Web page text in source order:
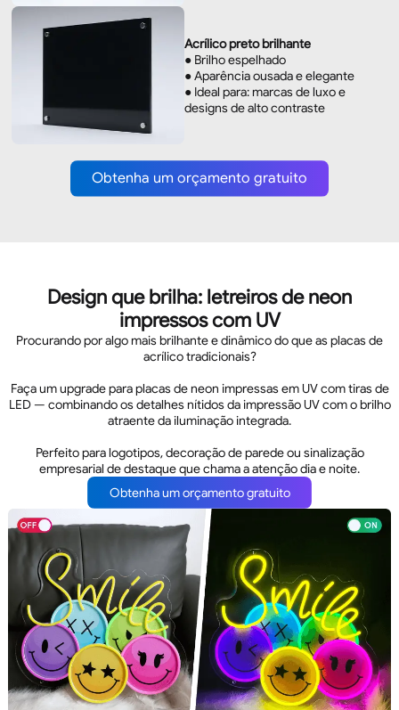
Acrílico preto brilhante
● Brilho espelhado
● Aparência ousada e elegante
● Ideal para: marcas de luxo e
designs de alto contraste
Obtenha um orçamento gratuito
Design que brilha: letreiros de neon
impressos com UV
Procurando por algo mais brilhante e dinâmico do que as placas de
acrílico tradicionais?
Faça um upgrade para placas de neon impressas em UV com tiras de
LED — combinando os detalhes nítidos da impressão UV com o brilho
atraente da iluminação integrada.
Perfeito para logotipos, decoração de parede ou sinalização
empresarial de destaque que chama a atenção dia e noite.
Obtenha um orçamento gratuito